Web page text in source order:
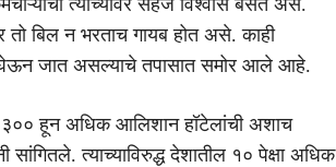
बिल न भरताच गायब होत असे. काही
घेऊन जात असल्याचे तपासात समोर आले आहे.
३०० हून अधिक आलिशान हॉटेलांची अशाच
त्याच्याविरुद्ध देशातील १० पेक्षा अधिक